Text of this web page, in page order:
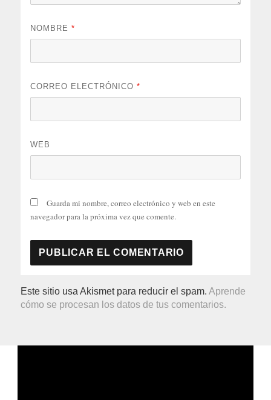
NOMBRE*
CORREO ELECTRÓNICO*
WEB
Guarda mi nombre, correo electrónico y web en este
navegador para la próxima vez que comente.
Este sitio usa Akismet para reducir el spam.Aprende
cómo se procesan los datos de tus comentarios.